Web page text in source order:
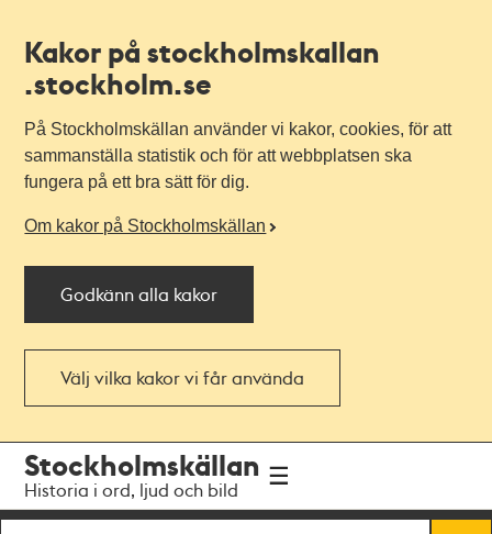
Kakor på stockholmskallan
.stockholm.se
På Stockholmskällan använder vi kakor, cookies, för att
sammanställa statistik och för att webbplatsen ska
fungera på ett bra sätt för dig.
Om kakor på Stockholmskällan
Godkänn alla kakor
Välj vilka kakor vi får använda
navigationen
huvudinnehållet
Stockholmskällan
Historia i ord, ljud och bild